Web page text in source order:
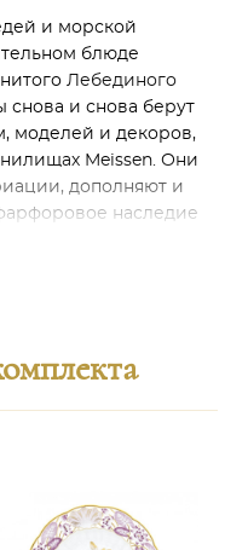
и морской
блюде
Лебединого
снова и снова берут
моделей и декоров,
Meissen. Они
дополняют и
наследие
фарфоровой
была основана в
Королем Карлом